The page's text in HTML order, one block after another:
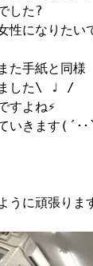
した?
性になりたい
た手紙と同様
ました\ ♩ /
すよね⚡️
いきます(´･
うに頑張りま